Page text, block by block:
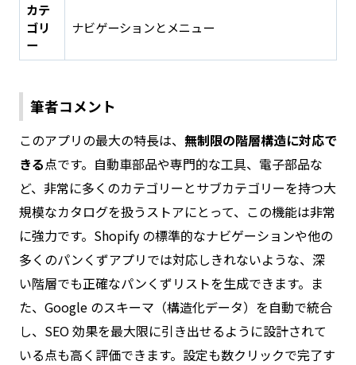
カテ
ゴリ
ー
ナビゲーションとメニュー
筆者コメント
このアプリの最大の特長は、 無制限の階層構造に対応で
きる点です。自動車部品や専門的な工具、電子部品な
ど、非常に多くのカテゴリーとサブカテゴリーを持つ大
規模なカタログを扱うストアにとって、この機能は非常
に強力です。Shopify の標準的なナビゲーションや他の
多くのパンくずアプリでは対応しきれないような、深
い階層でも正確なパンくずリストを生成できます。ま
た、Google のスキーマ（構造化データ）を自動で統合
し、SEO 効果を最大限に引き出せるように設計されて
いる点も高く評価できます。設定も数クリックで完了す